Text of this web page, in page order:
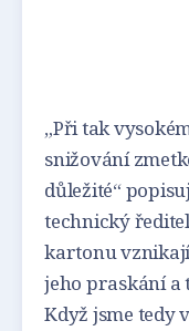
„Při tak
snižování
důležité“
technický
kartonu
jeho praskání a
Když jsme tedy